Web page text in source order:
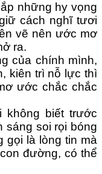
những hy vọng
cách nghĩ tươi
vẽ nên ước mơ
ra.
của chính mình,
kiên trì nỗ lực thì
ước chắc chắc
biết trước
sáng soi rọi bóng
gọi là lòng tin mà
đường, có thể